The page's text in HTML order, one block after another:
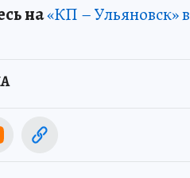
на«КП – Ульяновск»